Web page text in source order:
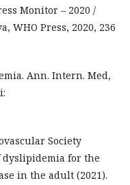
Monitor – 2020 /
WHO Press, 2020, 236
Ann. Intern. Med,
Society
dyslipidemia for the
in the adult (2021).